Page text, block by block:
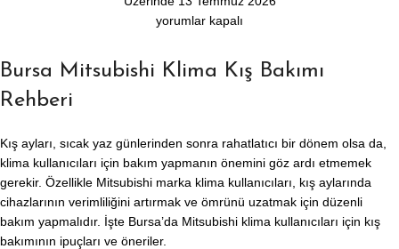
yorumlar kapalı
Bursa Mitsubishi Klima Kış Bakımı
Rehberi
Kış ayları, sıcak yaz günlerinden sonra rahatlatıcı bir dönem olsa da,
klima kullanıcıları için bakım yapmanın önemini göz ardı etmemek
gerekir. Özellikle Mitsubishi marka klima kullanıcıları, kış aylarında
cihazlarının verimliliğini artırmak ve ömrünü uzatmak için düzenli
bakım yapmalıdır. İşte Bursa’da Mitsubishi klima kullanıcıları için kış
bakımının ipuçları ve öneriler.